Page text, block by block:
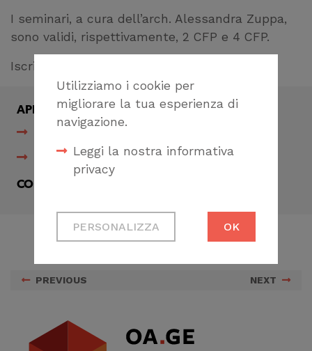
Utilizziamo i cookie per
migliorare la tua esperienza di
navigazione.
Leggi la nostra informativa
privacy
Cookie tecnici
Necessari per
Ci permettono di
PERSONALIZZA OK
I seminari, a cura dell’arch. Alessandra Zuppa,
sono validi, rispettivamente, 2 CFP e 4 CFP.
Iscrizione su
APPROFONDIMENTI
Scheda formativa Banche dati catastali
Scheda formativa Programma DOC. Fa
CONDIVIDI
PREVIOUS NEXT